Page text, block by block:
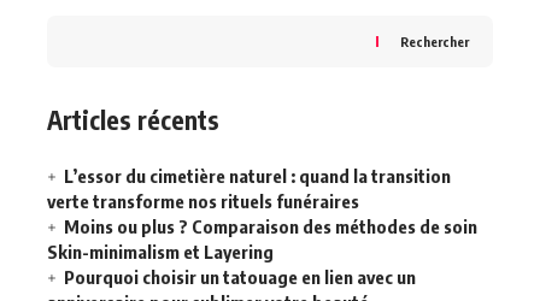
Rechercher
Articles récents
L’essor du cimetière naturel : quand la transition
verte transforme nos rituels funéraires
Moins ou plus ? Comparaison des méthodes de soin
Skin-minimalism et Layering
Pourquoi choisir un tatouage en lien avec un